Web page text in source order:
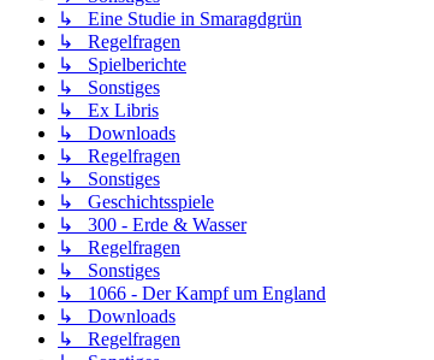
↳ Eine Studie in Smaragdgrün
↳ Regelfragen
↳ Spielberichte
↳ Sonstiges
↳ Ex Libris
↳ Downloads
↳ Regelfragen
↳ Sonstiges
↳ Geschichtsspiele
↳ 300 - Erde & Wasser
↳ Regelfragen
↳ Sonstiges
↳ 1066 - Der Kampf um England
↳ Downloads
↳ Regelfragen